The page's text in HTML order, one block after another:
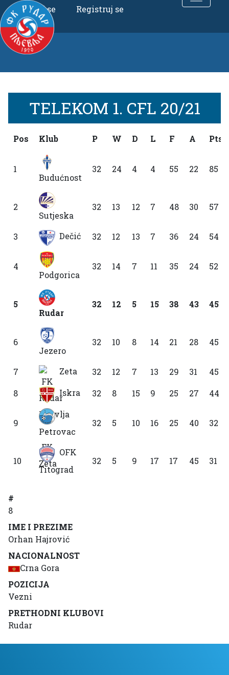
Uloguj se Registruj se
TELEKOM 1. CFL 20/21
Pos Klub P W D L F A Pts
1
Budućnost
32 24 4 4 55 22 85
2
Sutjeska
32 13 12 7 48 30 57
3 Dečić 32 12 13 7 36 24 54
4
Podgorica
32 14 7 11 35 24 52
5
Rudar
32 12 5 15 38 43 45
6
Jezero
32 10 8 14 21 28 45
7 Zeta 32 12 7 13 29 31
45
8
Iskra 32 8 15 9 25 27 44
9
Petrovac
32 5 10 16 25 40 32
10
OFK
Titograd
32 5 9 17 17 45 31
#
8
IME I PREZIME
Orhan Hajrović
NACIONALNOST
Crna Gora
POZICIJA
Vezni
PRETHODNI KLUBOVI
Rudar